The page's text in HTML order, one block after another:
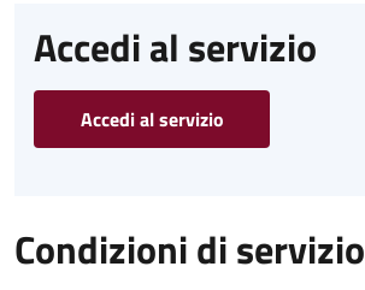
Accedi al servizio
Accedi al servizio
Condizioni di servizio